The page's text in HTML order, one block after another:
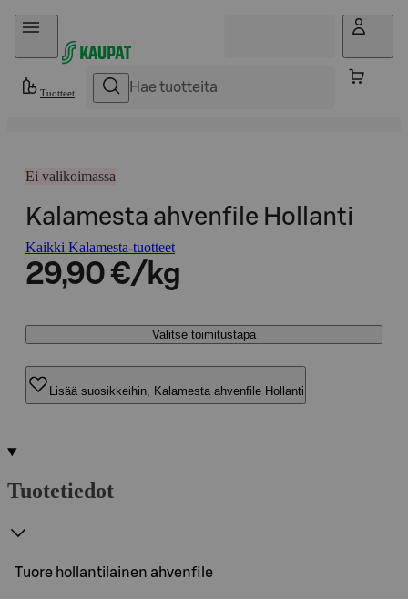
Hyppää sisältöön
Tuotteet
Ei valikoimassa
Kalamesta ahvenfile Hollanti
Kaikki Kalamesta-tuotteet
29,90 €/kg
Valitse toimitustapa
Lisää suosikkeihin, Kalamesta ahvenfile Hollanti
Tuotetiedot
Tuore hollantilainen ahvenfile